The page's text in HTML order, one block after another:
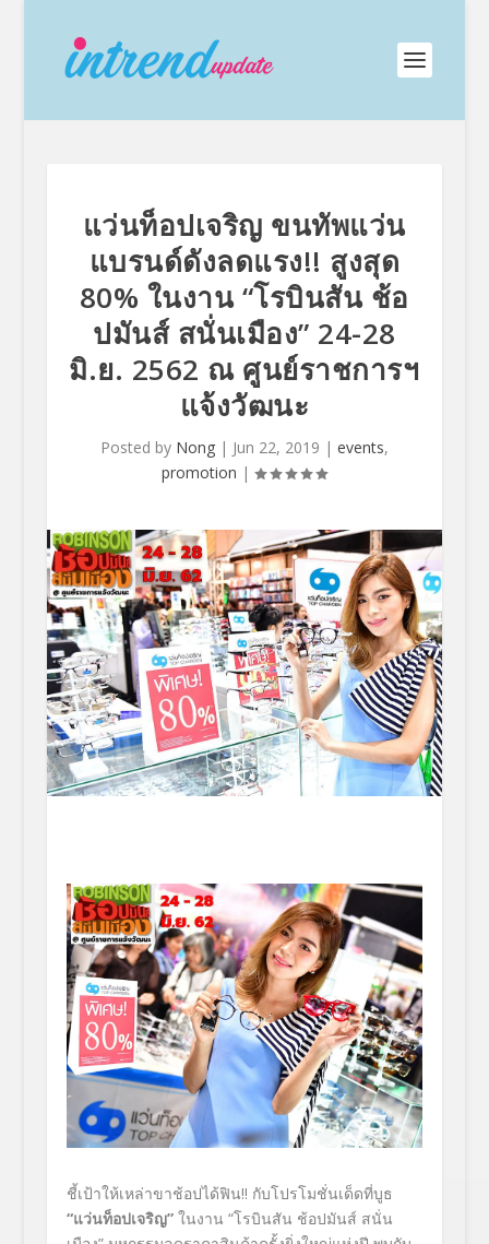
แว่นท็อปเจริญ ขนทัพแว่น
แบรนด์ดังลดแรง!! สูงสุด
80% ในงาน “โรบินสัน ช้อ
ปมันส์ สนั่นเมือง” 24-28
มิ.ย. 2562 ณ ศูนย์ราชการฯ
แจ้งวัฒนะ
Posted by Nong| Jun 22, 2019 | events,
promotion |
ชี้เป้าให้เหล่าขาช้อปได้ฟิน!! กับโปรโมชั่นเด็ดที่บูธ
“แว่นท็อปเจริญ”ในงาน “โรบินสัน ช้อปมันส์ สนั่น